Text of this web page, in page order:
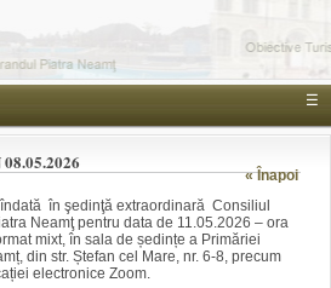
☰
« Înapoi
în şedinţă extraordinară Consiliul
Neamţ pentru data de 11.05.2026 – ora
mixt, în sala de ședințe a Primăriei
din str. Ștefan cel Mare, nr. 6-8, precum
electronice Zoom.